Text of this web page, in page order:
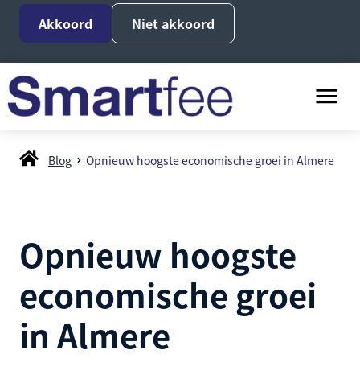
Akkoord Niet akkoord
Blog Opnieuw hoogste economische groei in Almere
Opnieuw hoogste
economische groei
in Almere